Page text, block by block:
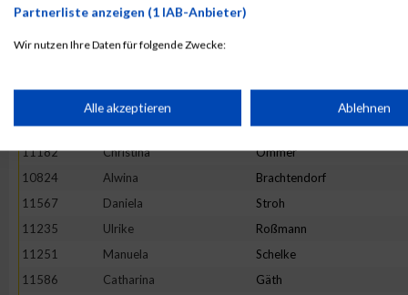
10806
Sarah
Miriam
11644
Magdalena Wettberg
11182
Christina Ommer
10824
Alwina Brachtendorf
11567
Daniela Stroh
11235
Ulrike Roßmann
11251
Manuela Schelke
11586
Catharina Gäth
Partnerliste anzeigen (1 IAB-Anbieter)
Wir nutzen Ihre Daten für folgende Zwecke:
Speichern von oder Zugriff auf Informationen auf einem
Verwendung reduzierter Daten zur Auswahl von Werbeanzeigen
Verwendung von Profilen zur Auswahl personalisierter Werbung
Alle akzeptieren Ablehnen